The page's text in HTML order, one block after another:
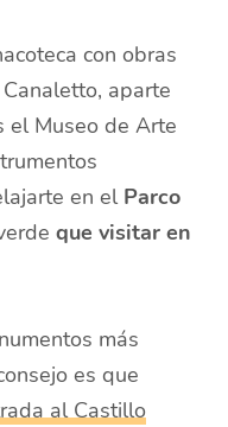
con obras
aparte
el Museo de Arte
en el Parco
que visitar en
más
es que
al Castillo